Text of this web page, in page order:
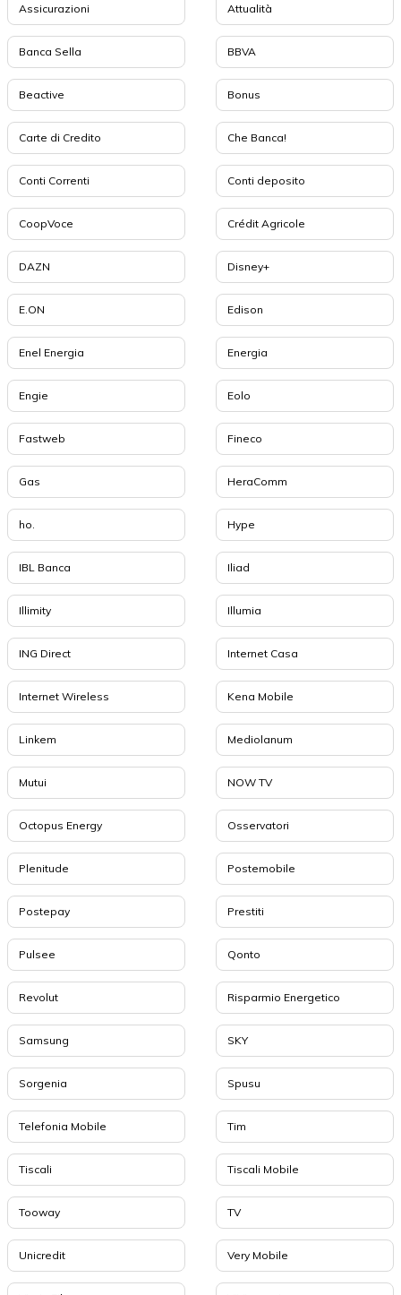
Assicurazioni Attualità
Banca Sella BBVA
Beactive Bonus
Carte di Credito Che Banca!
Conti Correnti Conti deposito
CoopVoce Crédit Agricole
DAZN Disney+
E.ON Edison
Enel Energia Energia
Engie Eolo
Fastweb Fineco
Gas HeraComm
ho. Hype
IBL Banca Iliad
Illimity Illumia
ING Direct Internet Casa
Internet Wireless Kena Mobile
Linkem Mediolanum
Mutui NOW TV
Octopus Energy Osservatori
Plenitude Postemobile
Postepay Prestiti
Pulsee Qonto
Revolut Risparmio Energetico
Samsung SKY
Sorgenia Spusu
Telefonia Mobile Tim
Tiscali Tiscali Mobile
Tooway TV
Unicredit Very Mobile